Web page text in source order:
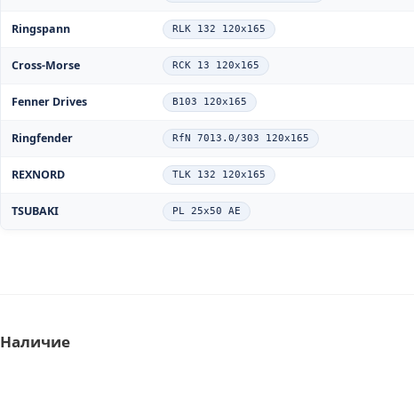
Ringspann RLK 132 120x165
Cross-Morse RCK 13 120x165
Fenner Drives B103 120x165
Ringfender RfN 7013.0/303 120x165
REXNORD TLK 132 120x165
TSUBAKI PL 25x50 AE
Наличие